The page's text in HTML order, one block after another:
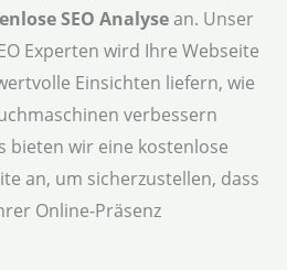
SEO Analysean. Unser
Experten wird Ihre Webseite
Einsichten liefern, wie
verbessern
bieten wir eine kostenlose
an, um sicherzustellen, dass
Online-Präsenz